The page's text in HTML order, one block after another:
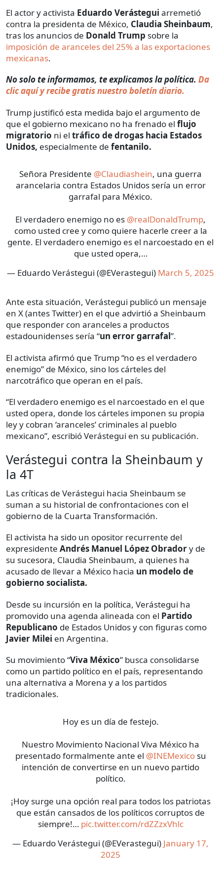
El actor y activista Eduardo Verástegui arremetió
contra la presidenta de México, Claudia Sheinbaum,
tras los anuncios de Donald Trump sobre la
imposición de aranceles del 25% a las exportaciones
mexicanas.
No solo te informamos, te explicamos la política. Da
clic aquí y recibe gratis nuestro boletín diario.
Trump justificó esta medida bajo el argumento de
que el gobierno mexicano no ha frenado el flujo
migratorio ni el tráfico de drogas hacia Estados
Unidos, especialmente de fentanilo.
Señora Presidente @Claudiashein, una guerra
arancelaria contra Estados Unidos sería un error
garrafal para México.
El verdadero enemigo no es @realDonaldTrump,
como usted cree y como quiere hacerle creer a la
gente. El verdadero enemigo es el narcoestado en el
que usted opera,…
— Eduardo Verástegui (@EVerastegui) March 5, 2025
Ante esta situación, Verástegui publicó un mensaje
en X (antes Twitter) en el que advirtió a Sheinbaum
que responder con aranceles a productos
estadounidenses sería “un error garrafal”.
El activista afirmó que Trump “no es el verdadero
enemigo” de México, sino los cárteles del
narcotráfico que operan en el país.
“El verdadero enemigo es el narcoestado en el que
usted opera, donde los cárteles imponen su propia
ley y cobran ‘aranceles’ criminales al pueblo
mexicano”, escribió Verástegui en su publicación.
Verástegui contra la Sheinbaum y
la 4T
Las críticas de Verástegui hacia Sheinbaum se
suman a su historial de confrontaciones con el
gobierno de la Cuarta Transformación.
El activista ha sido un opositor recurrente del
expresidente Andrés Manuel López Obradory de
su sucesora, Claudia Sheinbaum, a quienes ha
acusado de llevar a México hacia un modelo de
gobierno socialista.
Desde su incursión en la política, Verástegui ha
promovido una agenda alineada con el Partido
Republicano de Estados Unidos y con figuras como
Javier Milei en Argentina.
Su movimiento “Viva México” busca consolidarse
como un partido político en el país, representando
una alternativa a Morena y a los partidos
tradicionales.
Hoy es un día de festejo.
Nuestro Movimiento Nacional Viva México ha
presentado formalmente ante el @INEMexicosu
intención de convertirse en un nuevo partido
político.
¡Hoy surge una opción real para todos los patriotas
que están cansados de los políticos corruptos de
siempre!… pic.twitter.com/rdZZzxVhlc
— Eduardo Verástegui (@EVerastegui) January 17,
2025